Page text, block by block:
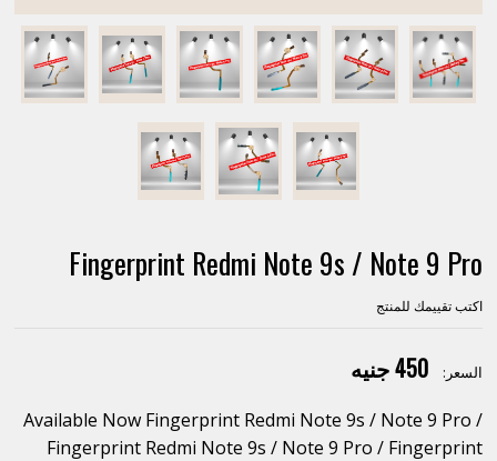
Fingerprint Redmi Note 9s / Note 9 Pro
اكتب تقييمك للمنتج
السعر: 450 جنيه
Available Now Fingerprint Redmi Note 9s / Note 9 Pro /
Fingerprint Redmi Note 9s / Note 9 Pro / Fingerprint